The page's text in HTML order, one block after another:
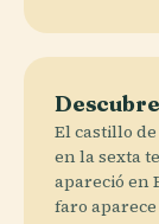
El castillo
en la sexta
apareció en
faro